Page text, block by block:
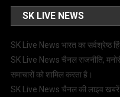
SK LIVE NEWS
SK Live News भारत का सर्वश्रेष्ठ
SK Live News चैनल राजनीति,
समाचारों को शामिल करता है।
SK Live News चैनल की लाइव खबरें